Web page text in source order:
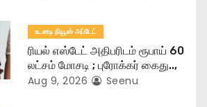
உடனடி நியூஸ் அப்டேட்
ரியல் எஸ்டேட் அதிபரிடம் ரூபாய் 60
லட்சம் மோசடி ; புரோக்கர் கைது..,
Aug 9, 2026 Seenu